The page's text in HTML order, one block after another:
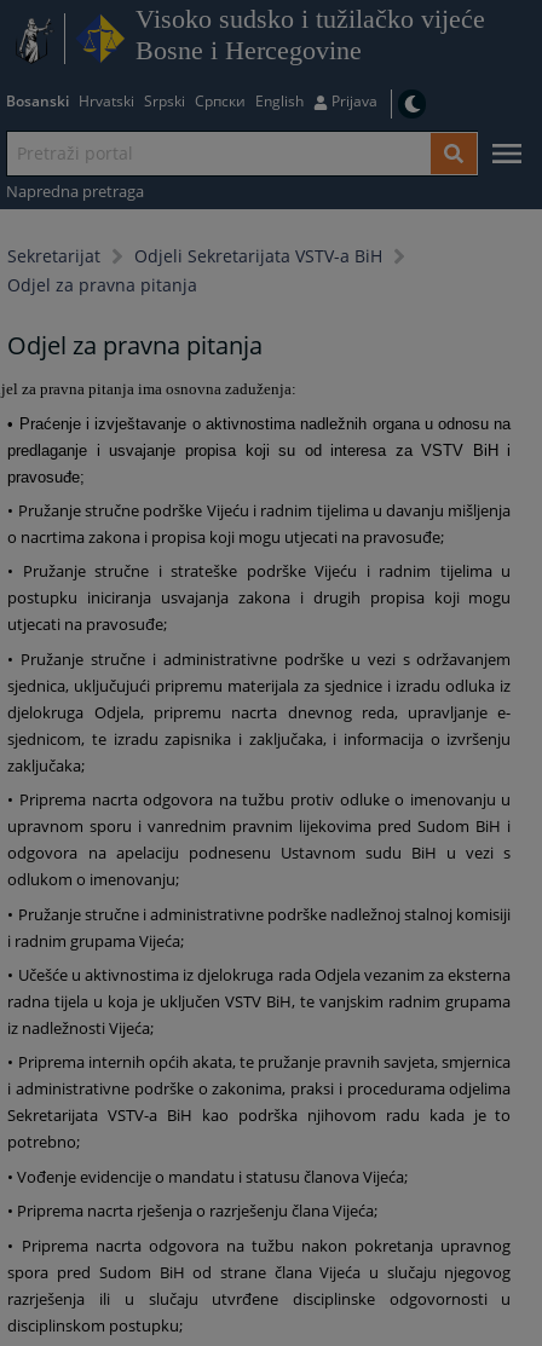
Visoko sudsko i tužilačko vijeće
Bosne i Hercegovine
Bosanski Hrvatski Srpski Српски English Prijava
Napredna pretraga
Sekretarijat
Odjeli Sekretarijata VSTV-a BiH
Odjel za pravna pitanja
Odjel za pravna pitanja
za pravna pitanja ima osnovna zaduženja:
• Praćenje i izvještavanje o aktivnostima nadležnih organa u odnosu na
predlaganje i usvajanje propisa koji su od interesa za VSTV BiH i
pravosuđe;
• Pružanje stručne podrške Vijeću i radnim tijelima u davanju mišljenja
o nacrtima zakona i propisa koji mogu utjecati na pravosuđe;
• Pružanje stručne i strateške podrške Vijeću i radnim tijelima u
postupku iniciranja usvajanja zakona i drugih propisa koji mogu
utjecati na pravosuđe;
• Pružanje stručne i administrativne podrške u vezi s održavanjem
sjednica, uključujući pripremu materijala za sjednice i izradu odluka iz
djelokruga Odjela, pripremu nacrta dnevnog reda, upravljanje e-
sjednicom, te izradu zapisnika i zaključaka, i informacija o izvršenju
zaključaka;
• Priprema nacrta odgovora na tužbu protiv odluke o imenovanju u
upravnom sporu i vanrednim pravnim lijekovima pred Sudom BiH i
odgovora na apelaciju podnesenu Ustavnom sudu BiH u vezi s
odlukom o imenovanju;
• Pružanje stručne i administrativne podrške nadležnoj stalnoj komisiji
i radnim grupama Vijeća;
• Učešće u aktivnostima iz djelokruga rada Odjela vezanim za eksterna
radna tijela u koja je uključen VSTV BiH, te vanjskim radnim grupama
iz nadležnosti Vijeća;
• Priprema internih općih akata, te pružanje pravnih savjeta, smjernica
i administrativne podrške o zakonima, praksi i procedurama odjelima
Sekretarijata VSTV-a BiH kao podrška njihovom radu kada je to
potrebno;
• Vođenje evidencije o mandatu i statusu članova Vijeća;
• Priprema nacrta rješenja o razrješenju člana Vijeća;
• Priprema nacrta odgovora na tužbu nakon pokretanja upravnog
spora pred Sudom BiH od strane člana Vijeća u slučaju njegovog
razrješenja ili u slučaju utvrđene disciplinske odgovornosti u
disciplinskom postupku;